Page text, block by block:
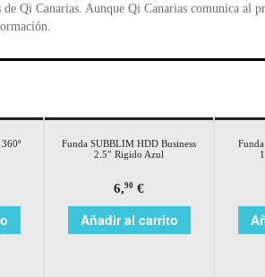
Qi Canarias. Aunque Qi Canarias comunica al
Funda SUBBLIM HDD Business
2.5″ Rigido Azul
6,90 €
Añadir al carrito